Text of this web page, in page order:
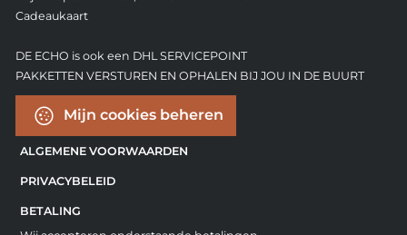
Cadeaukaart
DE ECHO is ook een DHL SERVICEPOINT
PAKKETTEN VERSTUREN EN OPHALEN BIJ JOU IN DE BUURT
Mijn cookies beheren
ALGEMENE VOORWAARDEN
PRIVACYBELEID
BETALING